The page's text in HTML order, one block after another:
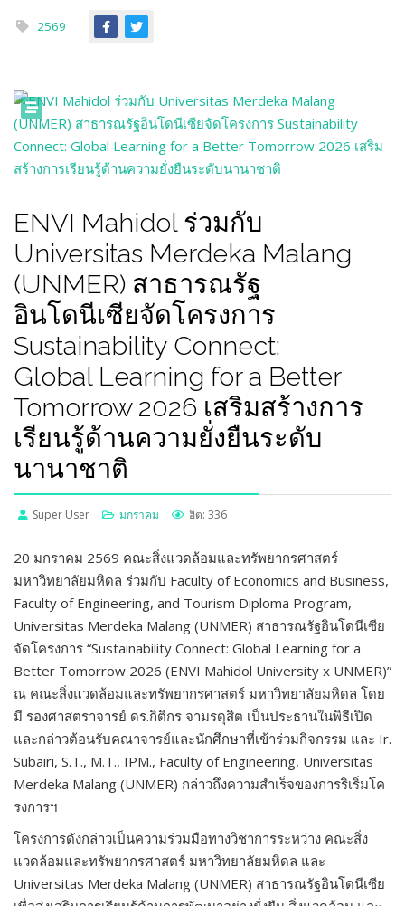
2569
ENVI Mahidol ร่วมกับ
Universitas Merdeka Malang
(UNMER) สาธารณรัฐ
อินโดนีเซียจัดโครงการ
Sustainability Connect:
Global Learning for a Better
Tomorrow 2026 เสริมสร้างการ
เรียนรู้ด้านความยั่งยืนระดับ
นานาชาติ
Super User มกราคม ฮิต: 336
20 มกราคม 2569 คณะสิ่งแวดล้อมและทรัพยากรศาสตร์
มหาวิทยาลัยมหิดล ร่วมกับ Faculty of Economics and Business,
Faculty of Engineering, and Tourism Diploma Program,
Universitas Merdeka Malang (UNMER) สาธารณรัฐอินโดนีเซีย
จัดโครงการ “Sustainability Connect: Global Learning for a
Better Tomorrow 2026 (ENVI Mahidol University x UNMER)”
ณ คณะสิ่งแวดล้อมและทรัพยากรศาสตร์ มหาวิทยาลัยมหิดล โดย
มี รองศาสตราจารย์ ดร.กิติกร จามรดุสิต เป็นประธานในพิธีเปิด
และกล่าวต้อนรับคณาจารย์และนักศึกษาที่เข้าร่วมกิจกรรม และ Ir.
Subairi, S.T., M.T., IPM., Faculty of Engineering, Universitas
Merdeka Malang (UNMER) กล่าวถึงความสำเร็จของการริเริ่มโค
รงการฯ
โครงการดังกล่าวเป็นความร่วมมือทางวิชาการระหว่าง คณะสิ่ง
แวดล้อมและทรัพยากรศาสตร์ มหาวิทยาลัยมหิดล และ
Universitas Merdeka Malang (UNMER) สาธารณรัฐอินโดนีเซีย